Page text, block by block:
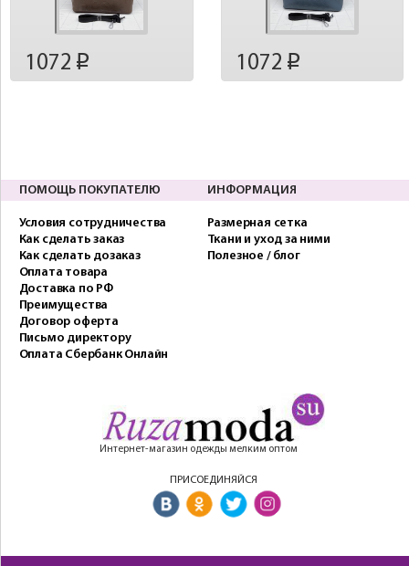
1072 p 1072 p
ПОМОЩЬ ПОКУПАТЕЛЮ
Условия сотрудничества
Как сделать заказ
Как сделать дозаказ
Оплата товара
Доставка по РФ
Преимущества
Договор оферта
Письмо директору
Оплата Сбербанк Онлайн
ИНФОРМАЦИЯ
Размерная сетка
Ткани и уход за ними
Полезное / блог
Интернет-магазин одежды мелким оптом
ПРИСОЕДИНЯЙСЯ